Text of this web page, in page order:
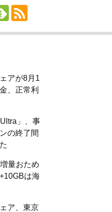
アが8月1
、正常利
」、事
の終了間
量おため
は海
ア、東京